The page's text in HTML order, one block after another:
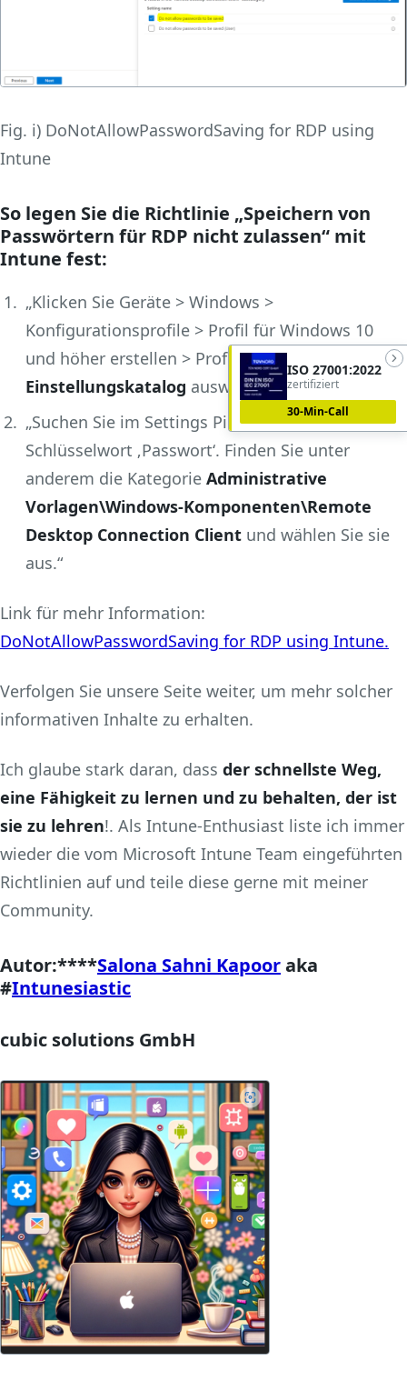
Fig. i) DoNotAllowPasswordSaving for RDP using
Intune
So legen Sie die Richtlinie „Speichern von
Passwörtern für RDP nicht zulassen“ mit
Intune fest:
„Klicken Sie Geräte > Windows >
Konfigurationsprofile > Profil für Windows 10
und höher erstellen > Profiltyp als
Einstellungskatalog auswählen > auf Erstellen.“
„Suchen Sie im Settings Picker-Fenster nach dem
Schlüsselwort ‚Passwort‘. Finden Sie unter
anderem die Kategorie Administrative
Vorlagen\Windows-Komponenten\Remote
Desktop Connection Client und wählen Sie sie
aus.“
Link für mehr Information:
DoNotAllowPasswordSaving for RDP using Intune.
Verfolgen Sie unsere Seite weiter, um mehr solcher
informativen Inhalte zu erhalten.
Ich glaube stark daran, dass der schnellste Weg,
eine Fähigkeit zu lernen und zu behalten, der ist
sie zu lehren!. Als Intune-Enthusiast liste ich immer
wieder die vom Microsoft Intune Team eingeführten
Richtlinien auf und teile diese gerne mit meiner
Community.
Autor:****Salona Sahni Kapooraka
#Intunesiastic
cubic solutions GmbH
ISO 27001:2022
zertifiziert
30-Min-Call